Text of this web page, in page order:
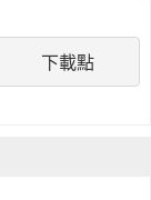
下載點